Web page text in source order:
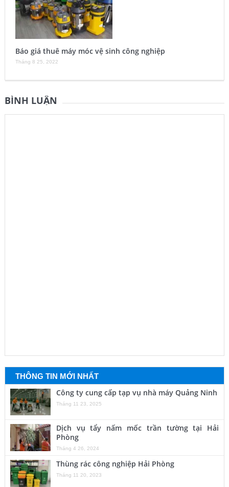
Báo giá thuê máy móc vệ sinh công nghiệp
Tháng 8 25, 2022
BÌNH LUẬN
THÔNG TIN MỚI NHẤT
Công ty cung cấp tạp vụ nhà máy Quảng Ninh
Tháng 11 23, 2025
Dịch vụ tẩy nấm mốc trần tường tại Hải
Phòng
Tháng 4 26, 2024
Thùng rác công nghiệp Hải Phòng
Tháng 11 20, 2023